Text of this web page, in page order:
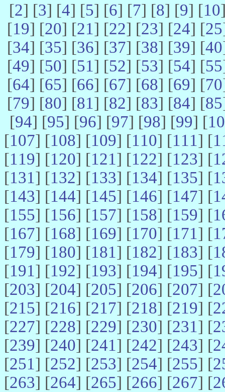
[2] [3] [4] [5] [6] [7] [8] [9] [10
[19] [20] [21] [22] [23] [24] [25
[34] [35] [36] [37] [38] [39] [40
[49] [50] [51] [52] [53] [54] [55
[64] [65] [66] [67] [68] [69] [70
[79] [80] [81] [82] [83] [84] [85
[94] [95] [96] [97] [98] [99] [
[107] [108] [109] [110] [111] [
[119] [120] [121] [122] [123] [
[131] [132] [133] [134] [135] [
[143] [144] [145] [146] [147] [
[155] [156] [157] [158] [159] [
[167] [168] [169] [170] [171] [
[179] [180] [181] [182] [183] [
[191] [192] [193] [194] [195] [
[203] [204] [205] [206] [207] [
[215] [216] [217] [218] [219] [
[227] [228] [229] [230] [231] [
[239] [240] [241] [242] [243] [
[251] [252] [253] [254] [255] [
[263] [264] [265] [266] [267] [